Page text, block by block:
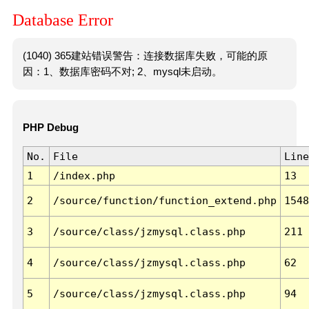
Database Error
(1040) 365建站错误警告：连接数据库失败，可能的原
因：1、数据库密码不对; 2、mysql未启动。
PHP Debug
No. File
Line
1
/index.php 13
2 /source/function/function_extend.php 1548
3 /source/class/jzmysql.class.php 211
4 /source/class/jzmysql.class.php 62
5 /source/class/jzmysql.class.php 94